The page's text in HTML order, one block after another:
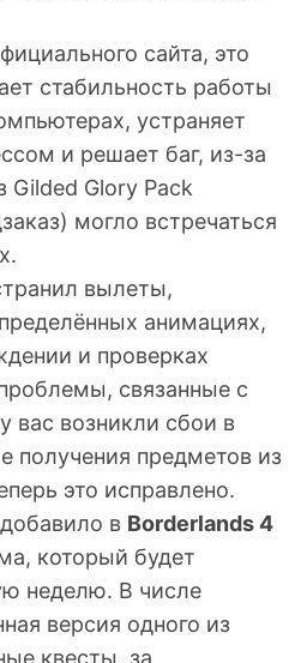
сайта, это
стабильность работы
устраняет
и решает баг, из-за
Gilded Glory Pack
могло встречаться
вылеты,
анимациях,
и проверках
связанные с
вас возникли сбои в
получения предметов из
это исправлено.
в Borderlands 4
который будет
неделю. В числе
версия одного из
квесты, за